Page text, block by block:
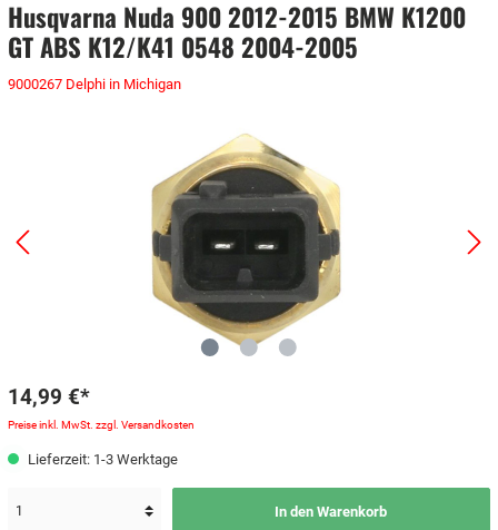
Husqvarna Nuda 900 2012-2015 BMW K1200
GT ABS K12/K41 0548 2004-2005
9000267 Delphi in Michigan
14,99 €*
Preise inkl. MwSt. zzgl. Versandkosten
Lieferzeit: 1-3 Werktage
In den Warenkorb